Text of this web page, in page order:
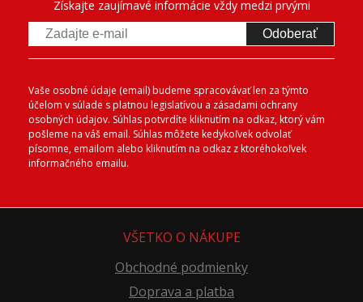
Získajte zaujímavé informácie vždy medzi prvými
Odoberať
Vaše osobné údaje (email) budeme spracovávať len za týmto
účelom v súlade s platnou legislatívou a zásadami ochrany
osobných údajov. Súhlas potvrdíte kliknutím na odkaz, ktorý vám
pošleme na váš email. Súhlas môžete kedykoľvek odvolať
písomne, emailom alebo kliknutím na odkaz z ktoréhokoľvek
informačného emailu.
VŠETKO O NÁKUPE
Obchodné podmienky
Doprava a platba